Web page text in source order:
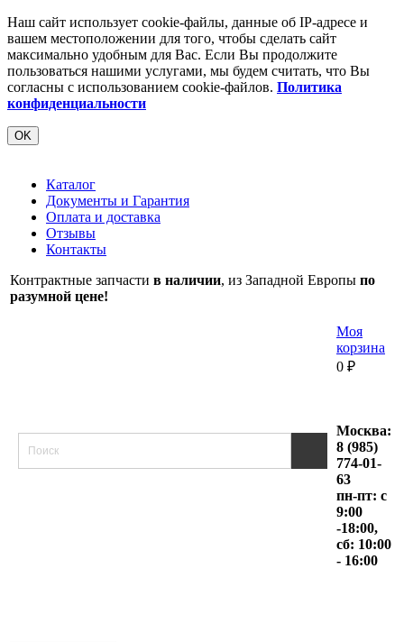
Наш сайт использует cookie-файлы, данные об IP-адресе и
вашем местоположении для того, чтобы сделать сайт
максимально удобным для Вас. Если Вы продолжите
пользоваться нашими услугами, мы будем считать, что Вы
согласны с использованием cookie-файлов. Политика
конфиденциальности
OK
Каталог
Документы и Гарантия
Оплата и доставка
Отзывы
Контакты
Контрактные запчасти в наличии, из Западной Европы по
разумной цене!
Моя
корзина
0 ₽
Москва:
8 (985)
774-01-
63
пн-пт: с
9:00
-18:00,
сб: 10:00
- 16:00